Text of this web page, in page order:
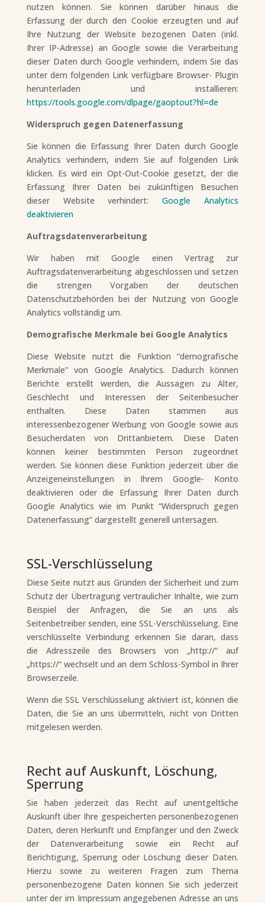
nutzen können. Sie können darüber hinaus die
Erfassung der durch den Cookie erzeugten und auf
Ihre Nutzung der Website bezogenen Daten (inkl.
Ihrer IP-Adresse) an Google sowie die Verarbeitung
dieser Daten durch Google verhindern, indem Sie das
unter dem folgenden Link verfügbare Browser- Plugin
herunterladen und installieren:
https://tools.google.com/dlpage/gaoptout?hl=de
Widerspruch gegen Datenerfassung
Sie können die Erfassung Ihrer Daten durch Google
Analytics verhindern, indem Sie auf folgenden Link
klicken. Es wird ein Opt-Out-Cookie gesetzt, der die
Erfassung Ihrer Daten bei zukünftigen Besuchen
dieser Website verhindert:Google Analytics
deaktivieren
Auftragsdatenverarbeitung
Wir haben mit Google einen Vertrag zur
Auftragsdatenverarbeitung abgeschlossen und setzen
die strengen Vorgaben der deutschen
Datenschutzbehörden bei der Nutzung von Google
Analytics vollständig um.
Demografische Merkmale bei Google Analytics
Diese Website nutzt die Funktion “demografische
Merkmale” von Google Analytics. Dadurch können
Berichte erstellt werden, die Aussagen zu Alter,
Geschlecht und Interessen der Seitenbesucher
enthalten. Diese Daten stammen aus
interessenbezogener Werbung von Google sowie aus
Besucherdaten von Drittanbietern. Diese Daten
können keiner bestimmten Person zugeordnet
werden. Sie können diese Funktion jederzeit über die
Anzeigeneinstellungen in Ihrem Google- Konto
deaktivieren oder die Erfassung Ihrer Daten durch
Google Analytics wie im Punkt “Widerspruch gegen
Datenerfassung” dargestellt generell untersagen.
SSL-Verschlüsselung
Diese Seite nutzt aus Gründen der Sicherheit und zum
Schutz der Übertragung vertraulicher Inhalte, wie zum
Beispiel der Anfragen, die Sie an uns als
Seitenbetreiber senden, eine SSL-Verschlüsselung. Eine
verschlüsselte Verbindung erkennen Sie daran, dass
die Adresszeile des Browsers von „http://“ auf
„https://“ wechselt und an dem Schloss-Symbol in Ihrer
Browserzeile.
Wenn die SSL Verschlüsselung aktiviert ist, können die
Daten, die Sie an uns übermitteln, nicht von Dritten
mitgelesen werden.
Recht auf Auskunft, Löschung,
Sperrung
Sie haben jederzeit das Recht auf unentgeltliche
Auskunft über Ihre gespeicherten personenbezogenen
Daten, deren Herkunft und Empfänger und den Zweck
der Datenverarbeitung sowie ein Recht auf
Berichtigung, Sperrung oder Löschung dieser Daten.
Hierzu sowie zu weiteren Fragen zum Thema
personenbezogene Daten können Sie sich jederzeit
unter der im Impressum angegebenen Adresse an uns